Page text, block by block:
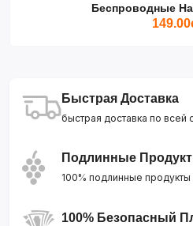
Беспроводные
Быстрая Доставка
быстрая доставка по всей
Подлинные
100% подлинные продукты
100% Безопасный